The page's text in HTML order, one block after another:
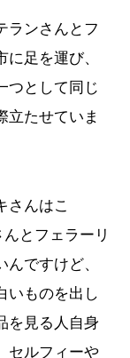
ランさんとフ
足を運び、
つとして同じ
立たせていま
さんはこ
とフェラーリ
ですけど、
いものを出し
を見る人自身
セルフィーや